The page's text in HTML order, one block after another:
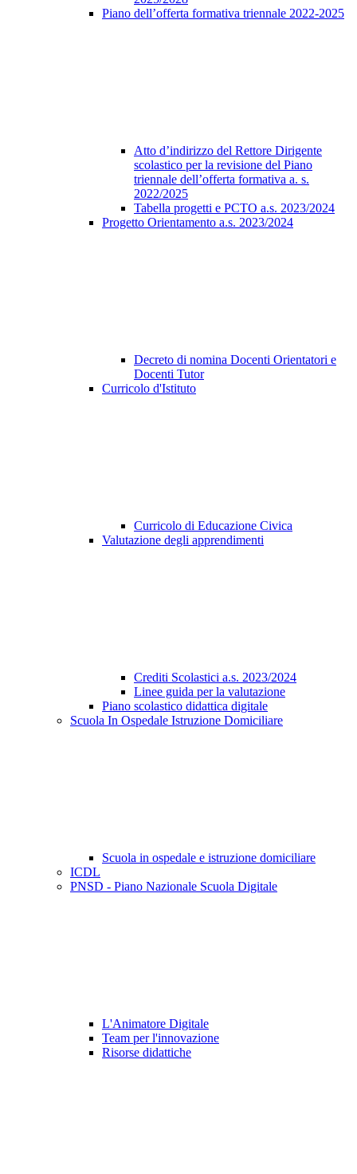
Piano dell’offerta formativa triennale 2022-2025
Atto d’indirizzo del Rettore Dirigente
scolastico per la revisione del Piano
triennale dell’offerta formativa a. s.
2022/2025
Tabella progetti e PCTO a.s. 2023/2024
Progetto Orientamento a.s. 2023/2024
Decreto di nomina Docenti Orientatori e
Docenti Tutor
Curricolo d'Istituto
Curricolo di Educazione Civica
Valutazione degli apprendimenti
Crediti Scolastici a.s. 2023/2024
Linee guida per la valutazione
Piano scolastico didattica digitale
Scuola In Ospedale Istruzione Domiciliare
Scuola in ospedale e istruzione domiciliare
ICDL
PNSD - Piano Nazionale Scuola Digitale
L'Animatore Digitale
Team per l'innovazione
Risorse didattiche